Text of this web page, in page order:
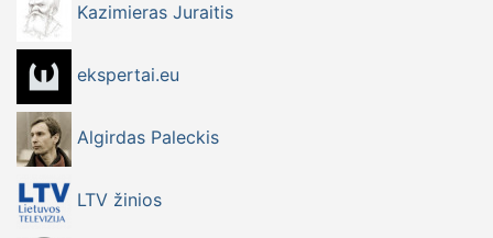
Kazimieras Juraitis
ekspertai.eu
Algirdas Paleckis
LTV žinios